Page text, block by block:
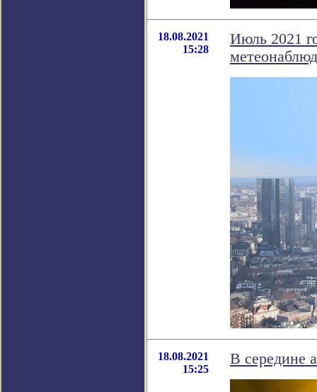
18.08.2021
15:28
Июль 2021
18.08.2021
15:25
В середине